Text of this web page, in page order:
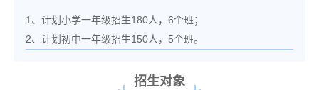
1、计划小学一年级招生180人，6个班；
2、计划初中一年级招生150人，5个班。
招生对象